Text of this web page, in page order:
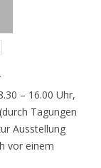
– 16.00 Uhr,
Tagungen
Ausstellung
vor einem